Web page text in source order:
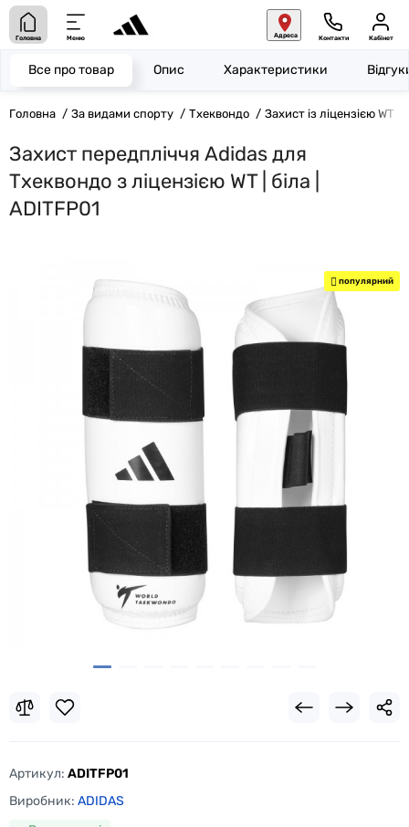
Головна Меню Адреса Контакти Кабінет
Головна За видами спорту Тхеквондо Захист із ліцензією WT
Захист передпліччя Adidas для
Тхеквондо з ліцензією WT | біла |
ADITFP01
Все про товар Опис Характеристики
популярний
Артикул: ADITFP01
Виробник: ADIDAS